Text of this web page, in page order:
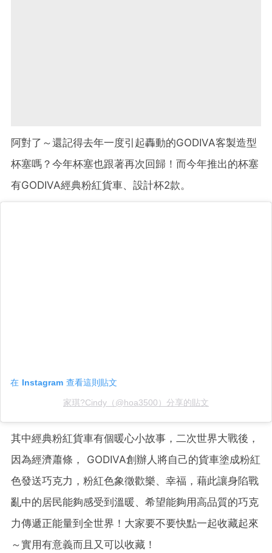
阿對了～還記得去年一度引起轟動的GODIVA客製造型
杯塞嗎？今年杯塞也跟著再次回歸！而今年推出的杯塞
有GODIVA經典粉紅貨車、設計杯2款。
在 Instagram 查看這則貼文
家琪?Cindy（@hoa3500）分享的貼文
其中經典粉紅貨車有個暖心小故事，二次世界大戰後，
因為經濟蕭條， GODIVA創辦人將自己的貨車塗成粉紅
色發送巧克力，粉紅色象徵歡樂、幸福，藉此讓身陷戰
亂中的居民能夠感受到溫暖、希望能夠用高品質的巧克
力傳遞正能量到全世界！大家要不要快點一起收藏起來
～實用有意義而且又可以收藏！